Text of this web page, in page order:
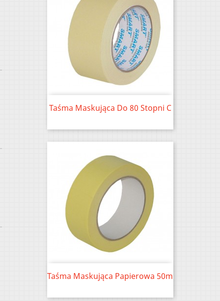
Taśma Maskująca Do 80 Stopni C
Taśma Maskująca Papierowa 50m